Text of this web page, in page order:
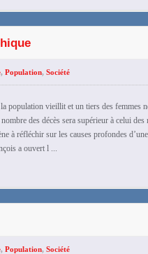
, Population, Société
population vieillit et un tiers des femmes
des décès sera supérieur à celui des
à réfléchir sur les causes profondes
a ouvert l ...
, Population, Société